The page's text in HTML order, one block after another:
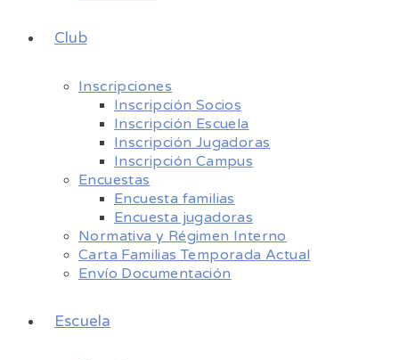
Club
Inscripciones
Inscripción Socios
Inscripción Escuela
Inscripción Jugadoras
Inscripción Campus
Encuestas
Encuesta familias
Encuesta jugadoras
Normativa y Régimen Interno
Carta Familias Temporada Actual
Envío Documentación
Escuela